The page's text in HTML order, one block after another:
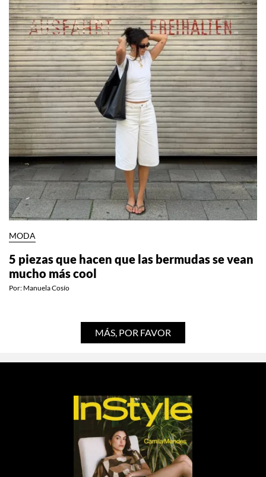
MODA
5 piezas que hacen que las bermudas se vean
mucho más cool
Por: Manuela Cosío
MÁS, POR FAVOR